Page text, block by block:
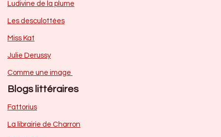
Ludivine de la plume
Les desculottées
Miss Kat
Julie Derussy
Comme une image
Blogs littéraires
Fattorius
La librairie de Charron